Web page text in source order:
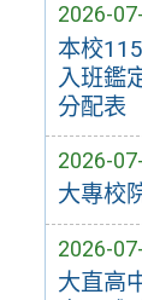
2026-
本校
入班鑑
分配表
2026-
大專校
2026-
大直高